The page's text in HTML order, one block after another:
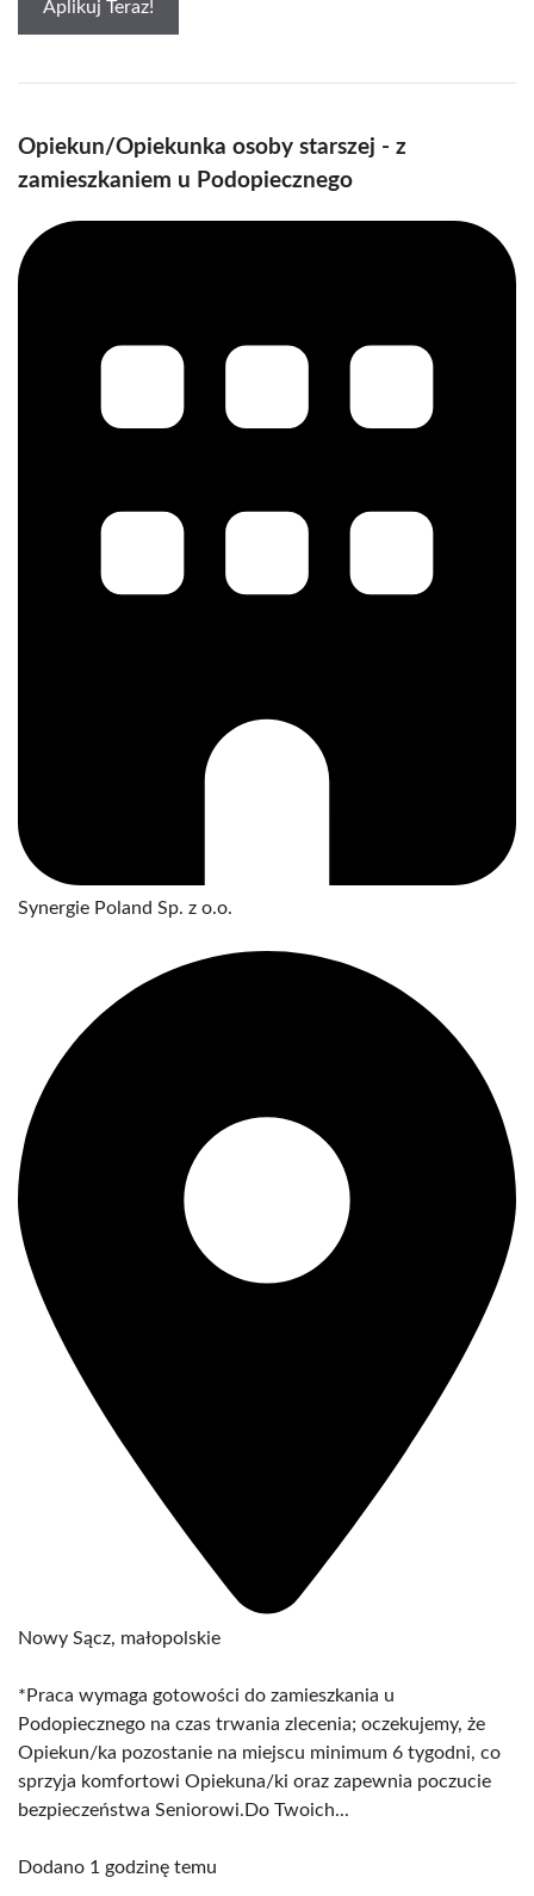
Aplikuj Teraz!
Opiekun/Opiekunka osoby starszej - z
zamieszkaniem u Podopiecznego
Synergie Poland Sp. z o.o.
Nowy Sącz, małopolskie
*Praca wymaga gotowości do zamieszkania u
Podopiecznego na czas trwania zlecenia; oczekujemy, że
Opiekun/ka pozostanie na miejscu minimum 6 tygodni, co
sprzyja komfortowi Opiekuna/ki oraz zapewnia poczucie
bezpieczeństwa Seniorowi.Do Twoich...
Dodano 1 godzinę temu